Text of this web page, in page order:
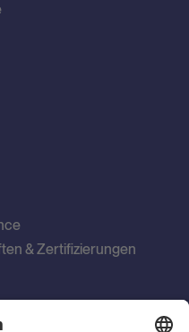
& Zertifizierungen